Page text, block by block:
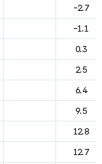
-2.7
-1.1
0.3
2.5
6.4
9.5
12.8
12.7